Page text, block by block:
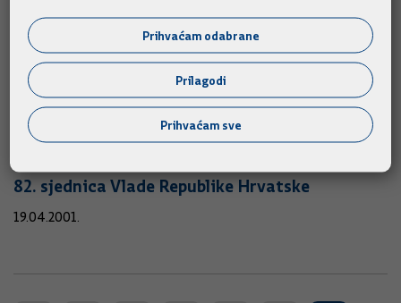
26.04.2001.
83. sjednica Vlade Republike Hrvatske
23.04.2001.
82. sjednica Vlade Republike Hrvatske
19.04.2001.
Prihvaćam odabrane
Prilagodi
Prihvaćam sve